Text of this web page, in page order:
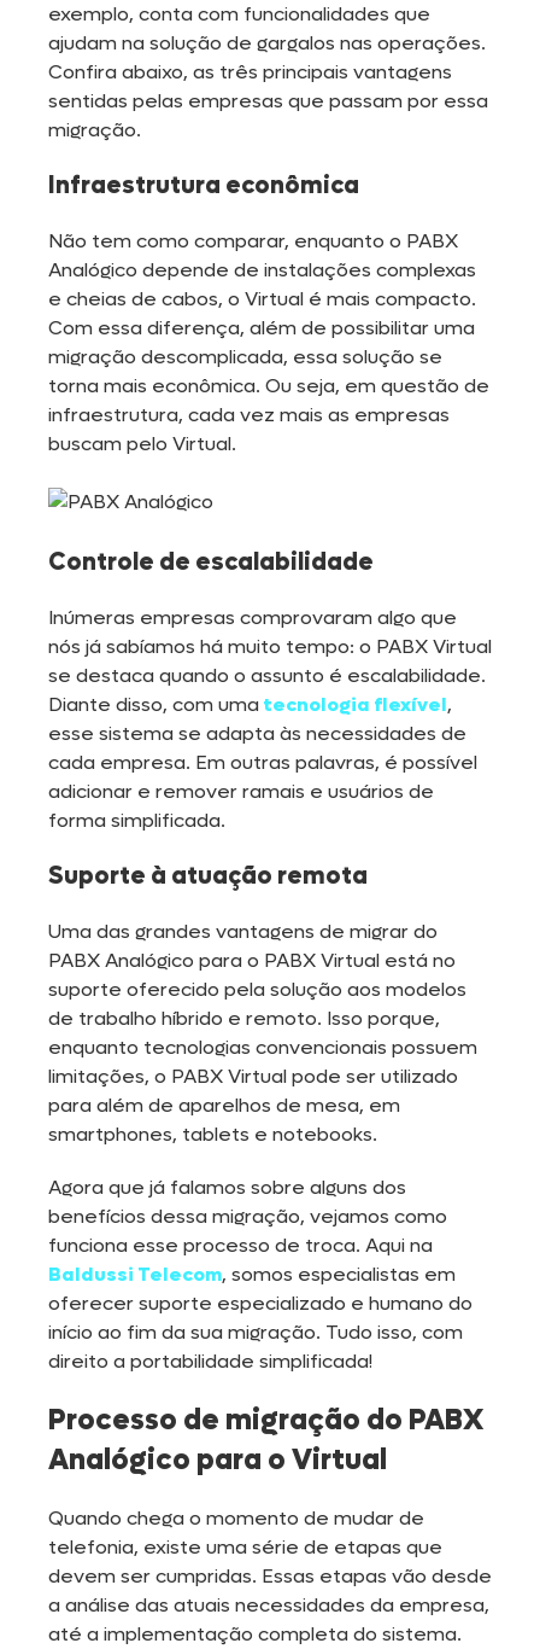
exemplo, conta com funcionalidades que
ajudam na solução de gargalos nas operações.
Confira abaixo, as três principais vantagens
sentidas pelas empresas que passam por essa
migração.
Infraestrutura econômica
Não tem como comparar, enquanto o PABX
Analógico depende de instalações complexas
e cheias de cabos, o Virtual é mais compacto.
Com essa diferença, além de possibilitar uma
migração descomplicada, essa solução se
torna mais econômica. Ou seja, em questão de
infraestrutura, cada vez mais as empresas
buscam pelo Virtual.
Controle de escalabilidade
Inúmeras empresas comprovaram algo que
nós já sabíamos há muito tempo: o PABX Virtual
se destaca quando o assunto é escalabilidade.
Diante disso, com uma tecnologia flexível,
esse sistema se adapta às necessidades de
cada empresa. Em outras palavras, é possível
adicionar e remover ramais e usuários de
forma simplificada.
Suporte à atuação remota
Uma das grandes vantagens de migrar do
PABX Analógico para o PABX Virtual está no
suporte oferecido pela solução aos modelos
de trabalho híbrido e remoto. Isso porque,
enquanto tecnologias convencionais possuem
limitações, o PABX Virtual pode ser utilizado
para além de aparelhos de mesa, em
smartphones, tablets e notebooks.
Agora que já falamos sobre alguns dos
benefícios dessa migração, vejamos como
funciona esse processo de troca. Aqui na
Baldussi Telecom, somos especialistas em
oferecer suporte especializado e humano do
início ao fim da sua migração. Tudo isso, com
direito a portabilidade simplificada!
Processo de migração do PABX
Analógico para o Virtual
Quando chega o momento de mudar de
telefonia, existe uma série de etapas que
devem ser cumpridas. Essas etapas vão desde
a análise das atuais necessidades da empresa,
até a implementação completa do sistema.